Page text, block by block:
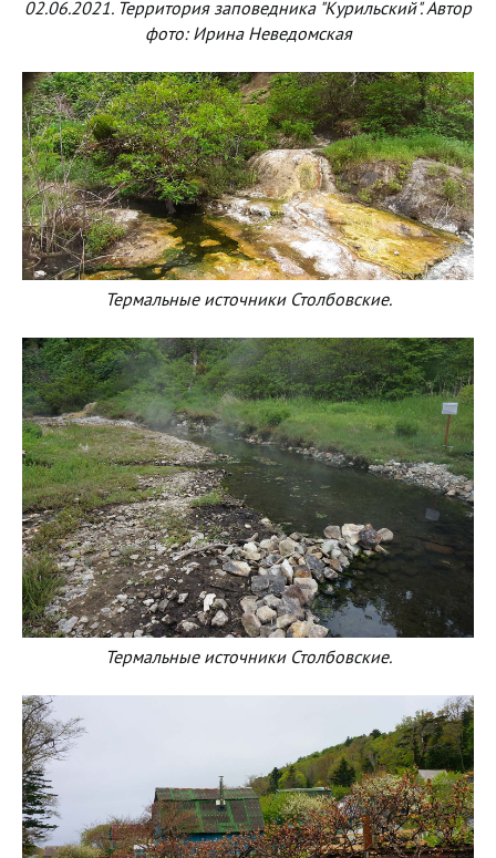
02.06.2021. Территория заповедника "Курильский". Автор
фото: Ирина Неведомская
Термальные источники Столбовские.
Термальные источники Столбовские.